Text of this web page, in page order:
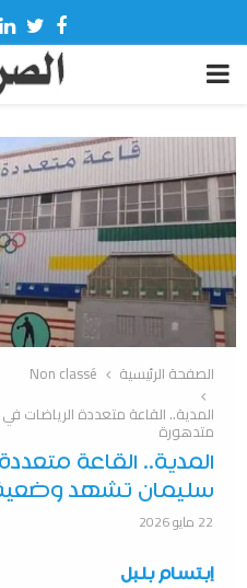
PRIMARY
MENU
الصفحة الرئيسية
Non classé
المدية.. القاعة متعددة الرياضات
متدهورة
المدية.. القاعة
سليمان تشهد
22 مايو 2026
إبتسام بلبل